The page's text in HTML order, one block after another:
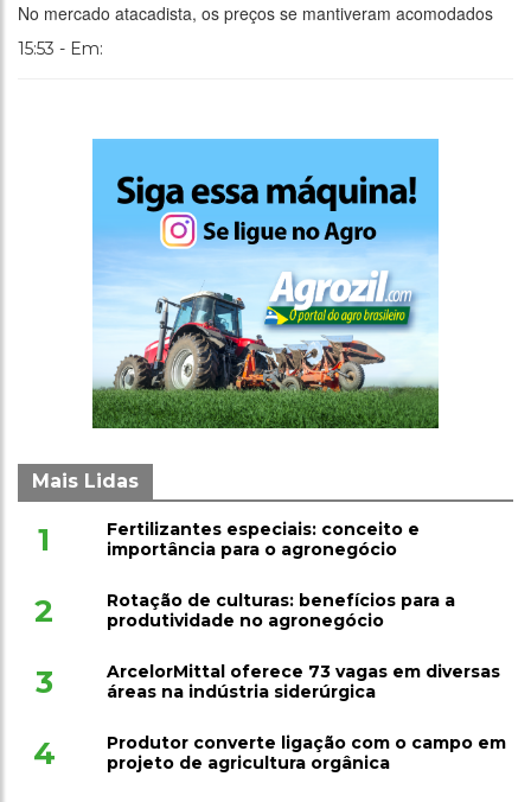
No mercado atacadista, os preços se mantiveram acomodados
15:53 - Em:
Mais Lidas
1
Fertilizantes especiais: conceito e
importância para o agronegócio
2
Rotação de culturas: benefícios para a
produtividade no agronegócio
3
ArcelorMittal oferece 73 vagas em diversas
áreas na indústria siderúrgica
4
Produtor converte ligação com o campo em
projeto de agricultura orgânica